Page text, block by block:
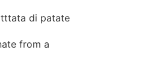
di patate
from a